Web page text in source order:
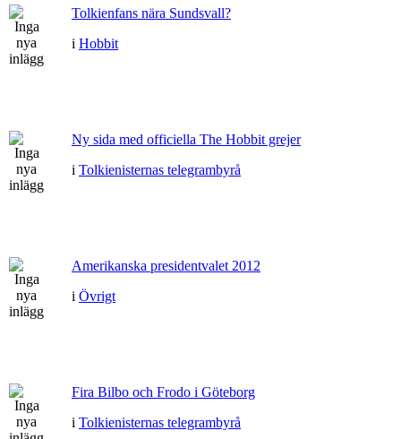
Tolkienfans nära Sundsvall?
i Hobbit
Ny sida med officiella The Hobbit grejer
i Tolkienisternas telegrambyrå
Amerikanska presidentvalet 2012
i Övrigt
Fira Bilbo och Frodo i Göteborg
i Tolkienisternas telegrambyrå